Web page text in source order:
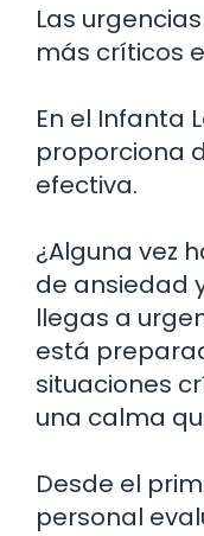
Las
más críticos
En el Infanta
proporciona
efectiva.
¿Alguna vez
de ansiedad
llegas a
está
situaciones
una calma
Desde el
personal